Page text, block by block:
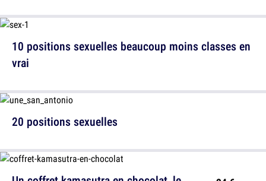
10 positions sexuelles beaucoup moins classes en
vrai
20 positions sexuelles